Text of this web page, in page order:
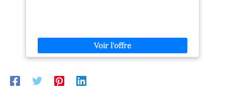
noires à pigments et des
encres couleur à colorants,
il réduit les coûts
efficace: Économisez de
l'argent, de l'espace et du
configuration; Guide de
référence; Câble
d’alimentation Dotée d'un